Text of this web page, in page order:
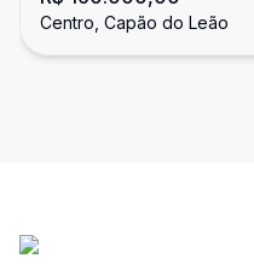
Centro, Capão do Leão